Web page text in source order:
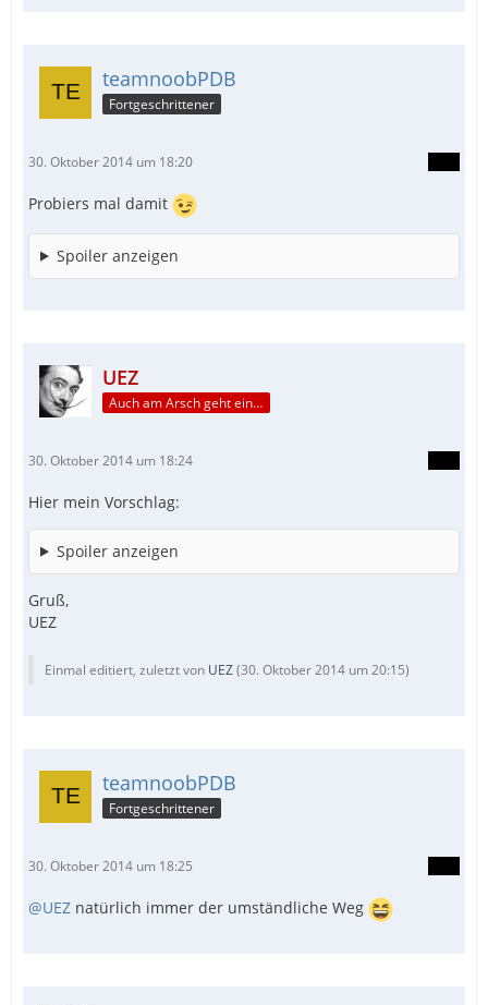
teamnoobPDB
Fortgeschrittener
30. Oktober 2014 um 18:20
Probiers mal damit
Spoiler anzeigen
UEZ
Auch am Arsch geht ein Weg vorbei...
30. Oktober 2014 um 18:24
Hier mein Vorschlag:
Spoiler anzeigen
Gruß,
UEZ
Einmal editiert, zuletzt von UEZ(30. Oktober 2014 um 20:15)
teamnoobPDB
Fortgeschrittener
30. Oktober 2014 um 18:25
@UEZ natürlich immer der umständliche Weg